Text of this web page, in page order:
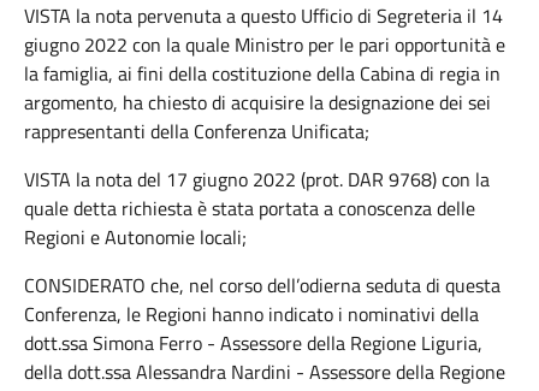
VISTA la nota pervenuta a questo Ufficio di Segreteria il 14
giugno 2022 con la quale Ministro per le pari opportunità e
la famiglia, ai fini della costituzione della Cabina di regia in
argomento, ha chiesto di acquisire la designazione dei sei
rappresentanti della Conferenza Unificata;
VISTA la nota del 17 giugno 2022 (prot. DAR 9768) con la
quale detta richiesta è stata portata a conoscenza delle
Regioni e Autonomie locali;
CONSIDERATO che, nel corso dell’odierna seduta di questa
Conferenza, le Regioni hanno indicato i nominativi della
dott.ssa Simona Ferro - Assessore della Regione Liguria,
della dott.ssa Alessandra Nardini - Assessore della Regione